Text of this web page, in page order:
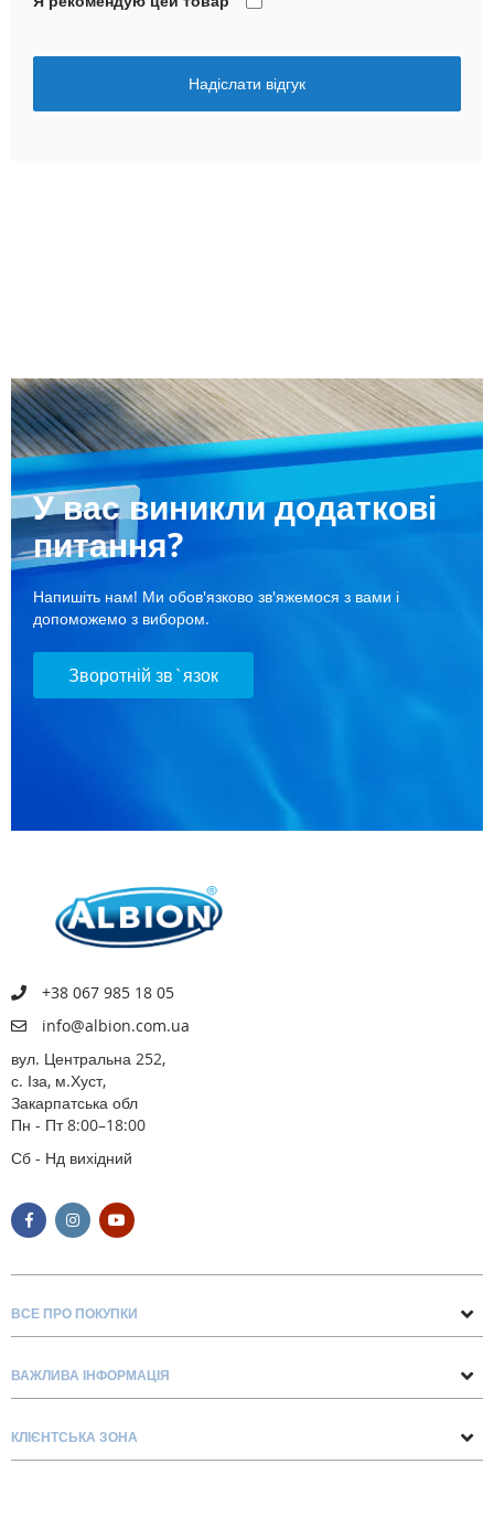
Надіслати відгук
У вас виникли додаткові
питання?
Напишіть нам! Ми обов'язково зв'яжемося з вами і
допоможемо з вибором.
Зворотній зв`язок
+38 067 985 18 05
info@albion.com.ua
вул. Центральна 252,
с. Іза, м.Хуст,
Закарпатська обл
Пн - Пт 8:00–18:00
Сб - Нд вихідний
ВСЕ ПРО ПОКУПКИ
Про нас
Блог
ВАЖЛИВА ІНФОРМАЦІЯ
Доставка та оплата
КЛІЄНТСЬКА ЗОНА